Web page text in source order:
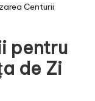
Centurii
pentru
de Zi